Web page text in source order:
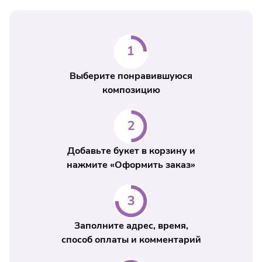
Выберите понравившуюся
композицию
Добавьте букет в корзину и
нажмите «Оформить заказ»
Заполните адрес, время,
способ оплаты и комментарий